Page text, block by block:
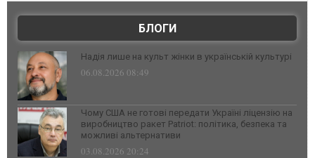
БЛОГИ
Надія лише на культ жінки в українській культурі
06.08.2026 08:49
Чому США не готові передати Україні ліцензію на
виробництво ракет Patriot: політика, безпека та
можливі альтернативи
03.08.2026 20:24